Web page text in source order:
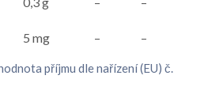
5 mg – –
příjmu dle nařízení (EU) č.